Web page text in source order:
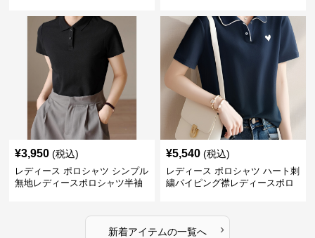
¥3,950 (税込)
レディース ポロシャツ シンプル
無地レディースポロシャツ半袖
¥5,540 (税込)
レディース ポロシャツ ハート刺
繍パイピング襟レディースポロ
新着アイテムの一覧へ ›